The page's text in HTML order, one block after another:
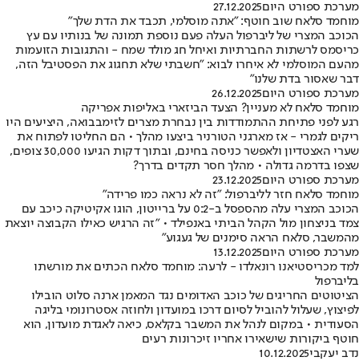
מערכת ספורט היום27.12.2025
מוחמד סלאח שוב חוטף: "אתה מוסלמי, תכבד את הדת שלך"
הכוכב המצרי של ליברפול העלה פעם נוספת תמונה של בנותיו עם עץ
כריסמס לרשתות החברתיות ואיחל חג מולד שמח - והתגובות הזועמות
מהעם המוסלמי לא איחרו לבוא: "חשבתי שלא תחגוג את הפסטיבל הזה,
דבר שאסור בדת שלנו"
מערכת ספורט היום26.12.2025
מוחמד סלאח לא מעניין? הצעד הביזארי באליפות אפריקה
רגע לפני פתיחת ההתמודדות בין נבחרת מצרים לזימבבואה, היציעים היו
ריקים לגמרי - אז מארגני הטורניר ביצעו מהלך • הם החליטו לפתוח את
שערי האצטדיון ולאפשר כניסה בחינם, ובתוך דקות הגיעו 30,000 צופים,
שצפו בדרמה גדולה • מהלך חסר תקדים בדרך?
מערכת ספורט היום23.12.2025
מוחמד סלאח חזר לליברפול: "זה לא נראה כמו פרידה"
הכוכב המצרי עלה מהספסל ב-0:2 על ברייטון, הוגו אקיטיקה כיכב עם
צמד בניצחון מול הקהל הביתי באנפילד • "זה הרגיש כאילו הקבוצה יוצאת
מהמשבר, סלאח הראה סימנים של געגוע"
מערכת ספורט היום13.12.2025
למד מכריסטיאנו רונאלדו - לרעה: מוחמד סלאח הכתים את מורשתו
בליברפול
הציטוטים החריגים של כוכב האדומים נגד המאמן ארנה סלוט הובילו
לפיצוץ, שעלול להוביל לסיום דרכו במועדון ולחוזה אסטרונומי בליגה
הסעודית • במקום לנהל את המשבר בקלאס, כיאה לאגדת מועדון, הוא
חוטף ביקורות שישאירו אחריו זיכרונות רעים
נדב יעקבי10.12.2025